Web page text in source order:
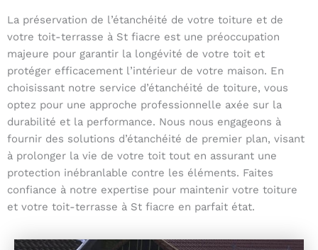
La préservation de l’étanchéité de votre toiture et de
votre toit-terrasse à St fiacre est une préoccupation
majeure pour garantir la longévité de votre toit et
protéger efficacement l’intérieur de votre maison. En
choisissant notre service d’étanchéité de toiture, vous
optez pour une approche professionnelle axée sur la
durabilité et la performance. Nous nous engageons à
fournir des solutions d’étanchéité de premier plan, visant
à prolonger la vie de votre toit tout en assurant une
protection inébranlable contre les éléments. Faites
confiance à notre expertise pour maintenir votre toiture
et votre toit-terrasse à St fiacre en parfait état.